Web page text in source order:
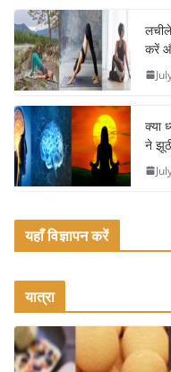
o
k
करें
क्या
ने
यहाँ विज्ञापन करें
यात्रा